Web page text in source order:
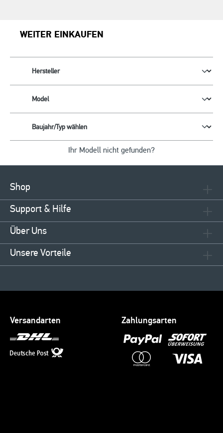
WEITER EINKAUFEN
Ihr Modell nicht gefunden?
Shop
Support & Hilfe
Über Uns
Unsere Vorteile
Versandarten Zahlungsarten